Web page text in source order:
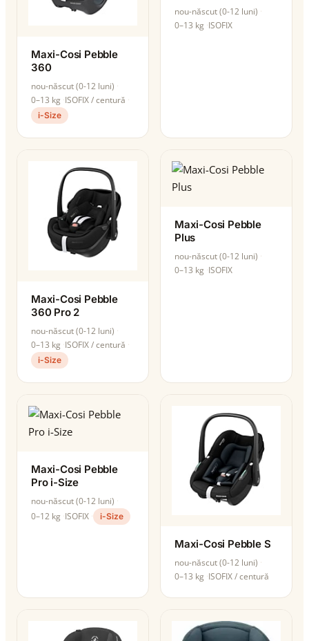
Maxi-Cosi Pebble
360
nou-născut (0-12 luni)
0–13 kg ISOFIX / centură
i-Size
nou-născut (0-12 luni)
0–13 kg ISOFIX
Maxi-Cosi Pebble
360 Pro 2
nou-născut (0-12 luni)
0–13 kg ISOFIX / centură
i-Size
Maxi-Cosi Pebble
Plus
nou-născut (0-12 luni)
0–13 kg ISOFIX
Maxi-Cosi Pebble
Pro i-Size
nou-născut (0-12 luni)
0–12 kg ISOFIX i-Size
Maxi-Cosi Pebble S
nou-născut (0-12 luni)
0–13 kg ISOFIX / centură